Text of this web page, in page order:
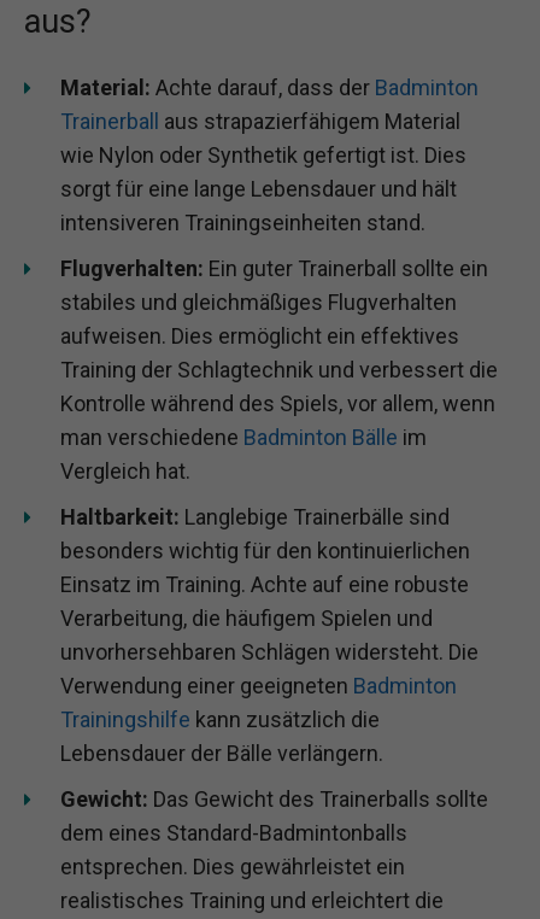
aus?
Material: Achte darauf, dass der Badminton
Trainerball
aus strapazierfähigem Material
wie Nylon oder Synthetik gefertigt ist. Dies
sorgt für eine lange Lebensdauer und hält
intensiveren Trainingseinheiten stand.
Flugverhalten: Ein guter Trainerball sollte ein
stabiles und gleichmäßiges Flugverhalten
aufweisen. Dies ermöglicht ein effektives
Training der Schlagtechnik und verbessert die
Kontrolle während des Spiels, vor allem, wenn
man verschiedene Badminton Bälle im
Vergleich hat.
Haltbarkeit: Langlebige Trainerbälle sind
besonders wichtig für den kontinuierlichen
Einsatz im Training. Achte auf eine robuste
Verarbeitung, die häufigem Spielen und
unvorhersehbaren Schlägen widersteht. Die
Verwendung einer geeigneten Badminton
Trainingshilfe kann zusätzlich die
Lebensdauer der Bälle verlängern.
Gewicht: Das Gewicht des Trainerballs sollte
dem eines Standard-Badmintonballs
entsprechen. Dies gewährleistet ein
realistisches Training und erleichtert die